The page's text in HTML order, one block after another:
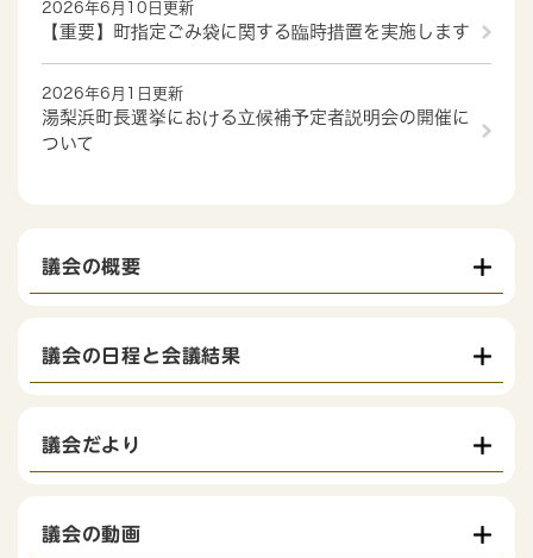
2026年6月10日更新
【重要】町指定ごみ袋に関する臨時措置を実施します
2026年6月1日更新
湯梨浜町長選挙における立候補予定者説明会の開催に
ついて
議会の概要
議会の日程と会議結果
議会だより
議会の動画